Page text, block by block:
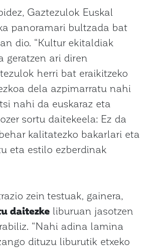
Gaztezulok Euskal
panoramari bultzada bat
dio. “Kultur ekitaldiak
geratzen ari diren
herri bat eraikitzeko
dela azpimarratu nahi
nahi da euskaraz eta
sortu daitekeela: Ez da
kalitatezko bakarlari eta
eta estilo ezberdinak
zein testuak, gainera,
daitezke liburuan jasotzen
“Nahi adina lamina
dituzu liburutik etxeko